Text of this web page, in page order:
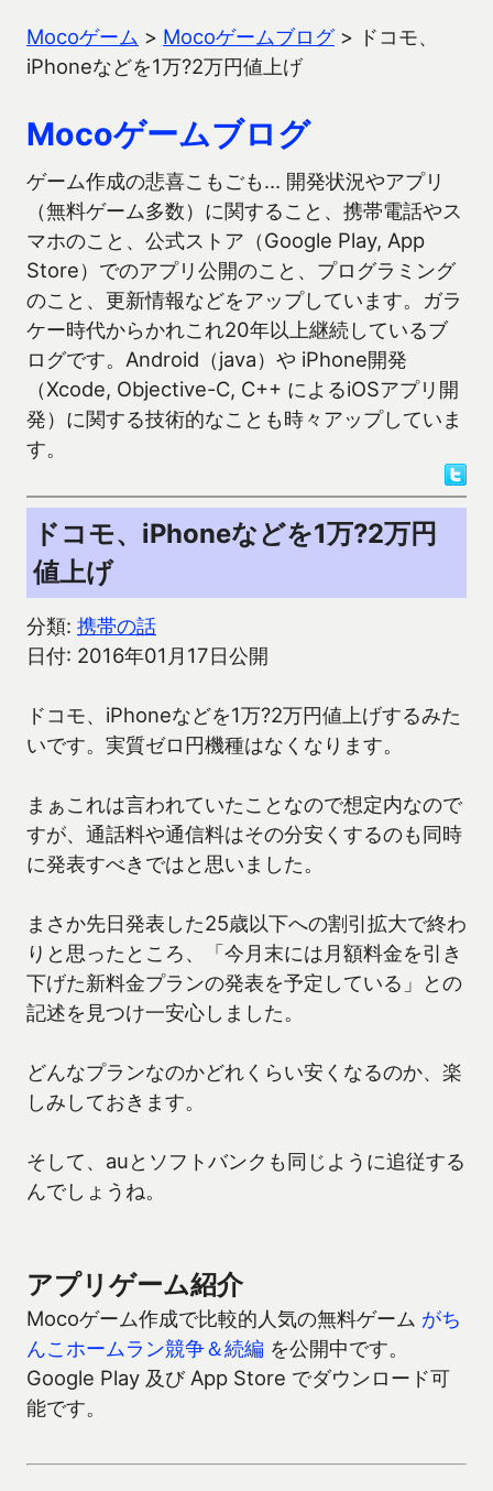
Mocoゲーム > Mocoゲームブログ> ドコモ、
iPhoneなどを1万?2万円値上げ
Mocoゲームブログ
ゲーム作成の悲喜こもごも… 開発状況やアプリ
（無料ゲーム多数）に関すること、携帯電話やス
マホのこと、公式ストア（Google Play, App
Store）でのアプリ公開のこと、プログラミング
のこと、更新情報などをアップしています。ガラ
ケー時代からかれこれ20年以上継続しているブ
ログです。Android（java）や iPhone開発
（Xcode, Objective-C, C++ によるiOSアプリ開
発）に関する技術的なことも時々アップしていま
す。
ドコモ、iPhoneなどを1万?2万円
値上げ
分類: 携帯の話
日付: 2016年01月17日公開
ドコモ、iPhoneなどを1万?2万円値上げするみた
いです。実質ゼロ円機種はなくなります。
まぁこれは言われていたことなので想定内なので
すが、通話料や通信料はその分安くするのも同時
に発表すべきではと思いました。
まさか先日発表した25歳以下への割引拡大で終わ
りと思ったところ、「今月末には月額料金を引き
下げた新料金プランの発表を予定している」との
記述を見つけ一安心しました。
どんなプランなのかどれくらい安くなるのか、楽
しみしておきます。
そして、auとソフトバンクも同じように追従する
んでしょうね。
アプリゲーム紹介
Mocoゲーム作成で比較的人気の無料ゲーム がち
んこホームラン競争＆続編 を公開中です。
Google Play 及び App Store でダウンロード可
能です。